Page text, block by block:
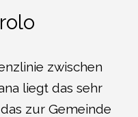
zwischen
liegt das sehr
zur Gemeinde